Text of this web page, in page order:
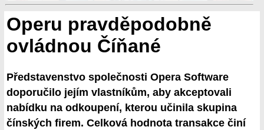
Operu pravděpodobně
ovládnou Číňané
Představenstvo společnosti Opera Software
doporučilo jejím vlastníkům, aby akceptovali
nabídku na odkoupení, kterou učinila skupina
čínských firem. Celková hodnota transakce činí